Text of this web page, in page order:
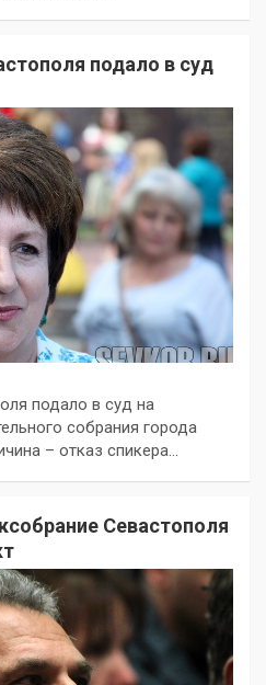
подало в суд
подало в суд на
собрания города
– отказ спикера…
Севастополя